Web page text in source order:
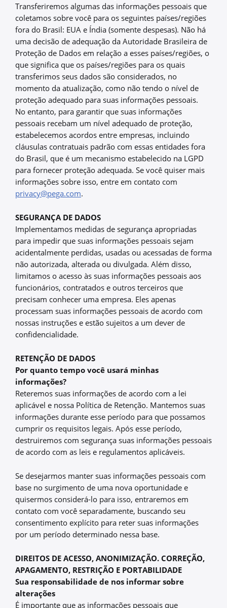
Transferiremos algumas das informações pessoais que
coletamos sobre você para os seguintes países/regiões
fora do Brasil: EUA e Índia (somente despesas). Não há
uma decisão de adequação da Autoridade Brasileira de
Proteção de Dados em relação a esses países/regiões, o
que significa que os países/regiões para os quais
transferimos seus dados são considerados, no
momento da atualização, como não tendo o nível de
proteção adequado para suas informações pessoais.
No entanto, para garantir que suas informações
pessoais recebam um nível adequado de proteção,
estabelecemos acordos entre empresas, incluindo
cláusulas contratuais padrão com essas entidades fora
do Brasil, que é um mecanismo estabelecido na LGPD
para fornecer proteção adequada. Se você quiser mais
informações sobre isso, entre em contato com
privacy@pega.com.
SEGURANÇA DE DADOS
Implementamos medidas de segurança apropriadas
para impedir que suas informações pessoais sejam
acidentalmente perdidas, usadas ou acessadas de forma
não autorizada, alterada ou divulgada. Além disso,
limitamos o acesso às suas informações pessoais aos
funcionários, contratados e outros terceiros que
precisam conhecer uma empresa. Eles apenas
processam suas informações pessoais de acordo com
nossas instruções e estão sujeitos a um dever de
confidencialidade.
RETENÇÃO DE DADOS
Por quanto tempo você usará minhas
informações?
Reteremos suas informações de acordo com a lei
aplicável e nossa Política de Retenção. Mantemos suas
informações durante esse período para que possamos
cumprir os requisitos legais. Após esse período,
destruiremos com segurança suas informações pessoais
de acordo com as leis e regulamentos aplicáveis.
Se desejarmos manter suas informações pessoais com
base no surgimento de uma nova oportunidade e
quisermos considerá-lo para isso, entraremos em
contato com você separadamente, buscando seu
consentimento explícito para reter suas informações
por um período determinado nessa base.
DIREITOS DE ACESSO, ANONIMIZAÇÃO. CORREÇÃO,
APAGAMENTO, RESTRIÇÃO E PORTABILIDADE
Sua responsabilidade de nos informar sobre
alterações
É importante que as informações pessoais que